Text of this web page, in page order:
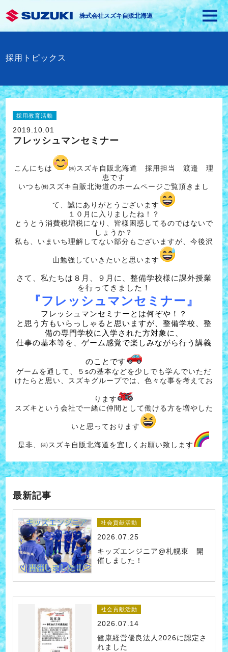
株式会社スズキ自販北海道
採用トピックス
採用教育活動
2019.10.01
フレッシュマンセミナー
こんにちは
㈱スズキ自販北海道 採用担当 渡邉 理
恵です
いつも㈱スズキ自販北海道のホームページご覧頂きまし
て、誠にありがとうございます
１０月に入りましたね！？
とうとう消費税増税になり、皆様困惑してるのではないで
しょうか？
私も、いまいち理解してない部分もございますが、今後沢
山勉強していきたいと思います
さて、私たちは８月、９月に、整備学校様に課外授業
を行ってきました！
『フレッシュマンセミナー』
フレッシュマンセミナーとは何ぞや！？
と思う方もいらっしゃると思いますが、整備学校、整
備の専門学校に入学された方対象に、
仕事の基本等を、ゲーム感覚で楽しみながら行う講義
のことです
ゲームを通して、５sの基本などを少しでも学んでいただ
けたらと思い、スズキグループでは、色々な事を考えてお
ります
スズキという会社で一緒に仲間として働ける方を増やした
いと思っております
是非、㈱スズキ自販北海道を宜しくお願い致します
最新記事
社会貢献活動
2026.07.25
キッズエンジニア@札幌東 開
催しました！
社会貢献活動
2026.07.14
健康経営優良法人2026に認定さ
れました